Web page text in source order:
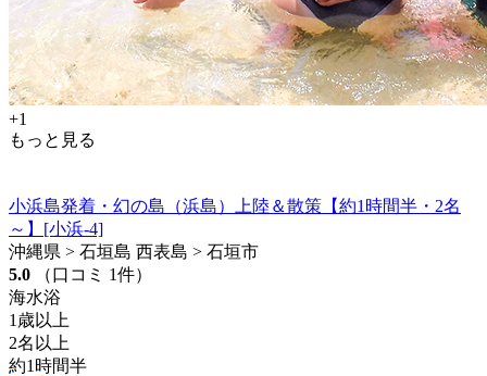
+1
もっと見る
小浜島発着・幻の島（浜島）上陸＆散策【約1時間半・2名
～】[小浜-4]
沖縄県 > 石垣島 西表島 > 石垣市
5.0
（口コミ 1件）
海水浴
1歳以上
2名以上
約1時間半